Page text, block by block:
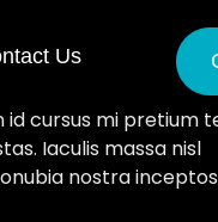
Us
cursus mi pretium
Iaculis massa nisl
nostra inceptos